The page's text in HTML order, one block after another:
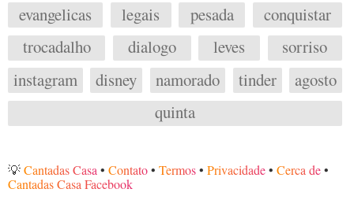
evangelicas
legais pesada
conquistar
trocadalho
dialogo leves
sorriso
instagram
disney namorado tinder
agosto
quinta
💡Cantadas Casa • Contato• Termos• Privacidade• Cerca de•
Cantadas Casa Facebook